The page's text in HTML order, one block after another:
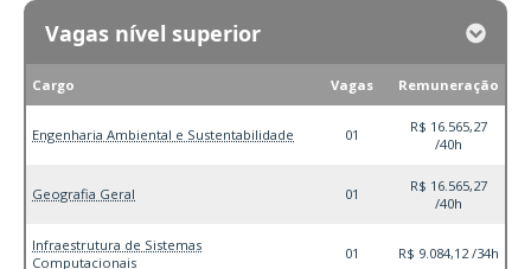
Vagas nível superior
Cargo Vagas Remuneração
Engenharia Ambiental e Sustentabilidade 01
R$ 16.565,27
/40h
Geografia Geral 01
R$ 16.565,27
/40h
Infraestrutura de Sistemas
Computacionais
01 R$ 9.084,12 /34h